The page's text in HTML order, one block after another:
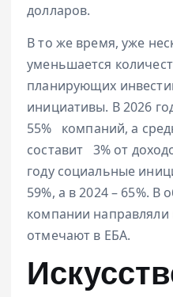
долларов.
В то же время, уже
уменьшается
планирующих
инициативы. В 2026
55%
компаний, а
составит 3% от
году социальные
59%, а в 2024 – 65%.
компании направляли
отмечают в ЕБА.